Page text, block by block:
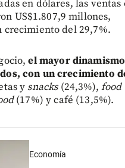
en dólares, las ventas
US$1.807,9 millones,
crecimiento del 29,7%.
el mayor
con un crecimiento
y snacks(24,3%), food
(17%) y café (13,5%).
Economía